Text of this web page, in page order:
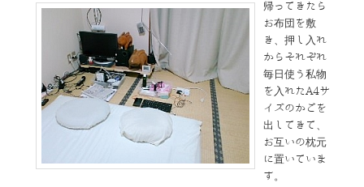
帰ってきたら
お布団を敷
き、押し入れ
からそれぞれ
毎日使う私物
を入れたA4サ
イズのかごを
出してきて、
お互いの枕元
に置いていま
す。